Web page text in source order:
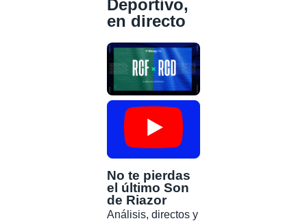
Deportivo,
en directo
No te pierdas
el último Son
de Riazor
Análisis, directos y